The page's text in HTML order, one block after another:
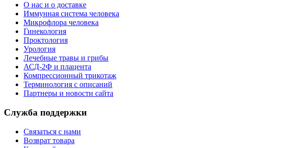
О нас и о доставке
Иммунная система человека
Микрофлора человека
Гинекология
Проктология
Урология
Лечебные травы и грибы
АСД-2Ф и плацента
Компрессионный трикотаж
Терминология с описаний
Партнеры и новости сайта
Служба поддержки
Связаться с нами
Возврат товара